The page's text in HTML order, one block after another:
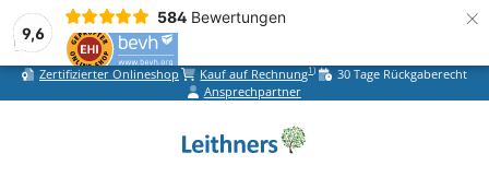
9,6
584 Bewertungen ×
Zum Hauptinhalt springen
Zertifizierter Onlineshop Kauf auf Rechnung1)
30 Tage Rückgaberecht
Ansprechpartner